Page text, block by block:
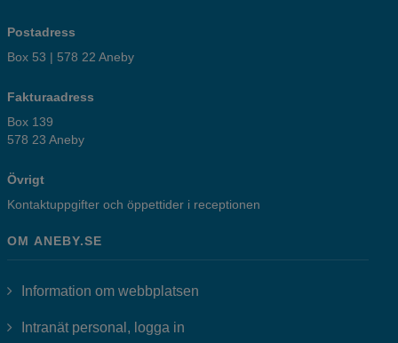
Postadress
Box 53 | 578 22 Aneby
Fakturaadress
Box 139
578 23 Aneby
Övrigt
Kontaktuppgifter och öppettider i receptionen
OM ANEBY.SE
Information om webbplatsen
Intranät personal, logga in